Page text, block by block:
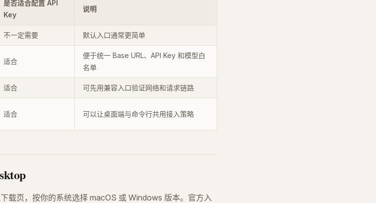
是否适合配置 API
Key
说明
不一定需要 默认入口通常更简单
适合
便于统一 Base URL、API Key 和模型白
名单
适合 可先用兼容入口验证网络和请求链路
适合 可以让桌面端与命令行共用接入策略
载页，按你的系统选择 macOS 或 Windows 版本。官方入